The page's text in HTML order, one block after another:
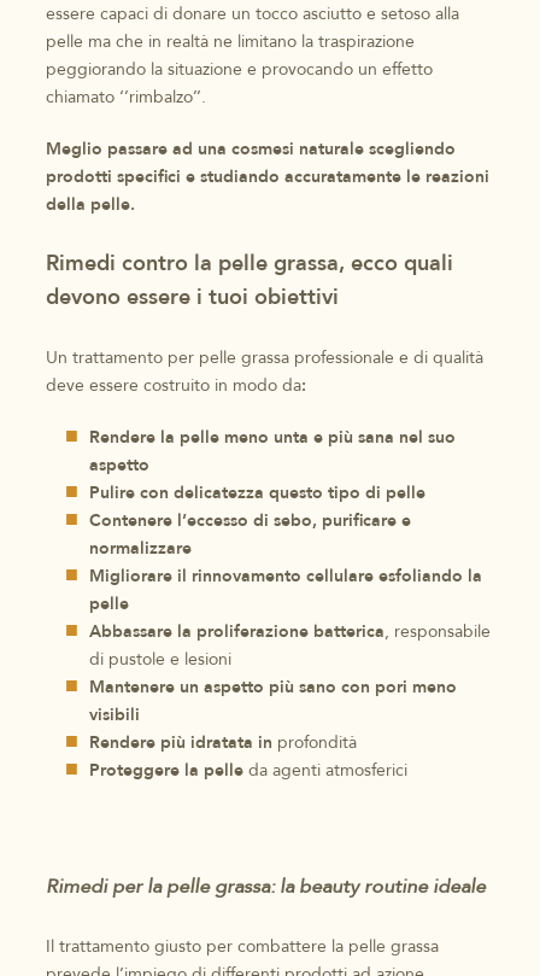
essere capaci di donare un tocco asciutto e setoso alla
pelle ma che in realtà ne limitano la traspirazione
peggiorando la situazione e provocando un effetto
chiamato ‘’rimbalzo’’.
Meglio passare ad una cosmesi naturale scegliendo
prodotti specifici e studiando accuratamente le reazioni
della pelle.
Rimedi contro la pelle grassa, ecco quali
devono essere i tuoi obiettivi
Un trattamento per pelle grassa professionale e di qualità
deve essere costruito in modo da:
Rendere la pelle meno unta e più sana nel suo
aspetto
Pulire con delicatezza questo tipo di pelle
Contenere l’eccesso di sebo, purificare e
normalizzare
Migliorare il rinnovamento cellulare esfoliando la
pelle
Abbassare la proliferazione batterica, responsabile
di pustole e lesioni
Mantenere un aspetto più sano con pori meno
visibili
Rendere più idratata in profondità
Proteggere la pelle da agenti atmosferici
Rimedi per la pelle grassa: la beauty routine ideale
Il trattamento giusto per combattere la pelle grassa